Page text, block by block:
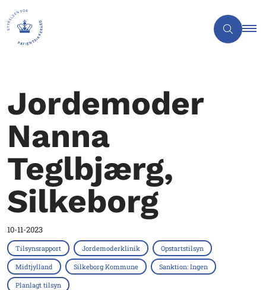
Jordemoder
Nanna
Teglbjærg,
Silkeborg
10-11-2023
Tilsynsrapport Jordemoderklinik Opstartstilsyn
Midtjylland Silkeborg Kommune Sanktion: Ingen
Planlagt tilsyn